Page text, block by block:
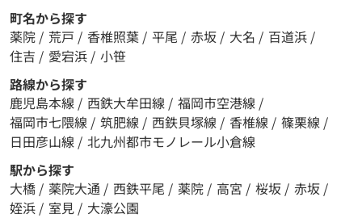
町名から探す
薬院 / 荒戸 / 香椎照葉 / 平尾 / 赤坂 / 大名 / 百道浜 /
住吉 / 愛宕浜 / 小笹
路線から探す
鹿児島本線 / 西鉄大牟田線 / 福岡市空港線 /
福岡市七隈線 / 筑肥線 / 西鉄貝塚線 / 香椎線 / 篠栗線 /
日田彦山線 / 北九州都市モノレール小倉線
駅から探す
大橋 / 薬院大通 / 西鉄平尾 / 薬院 / 高宮 / 桜坂 / 赤坂 /
姪浜 / 室見 / 大濠公園